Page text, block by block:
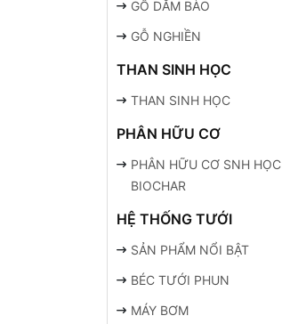
GỖ DĂM BÀO
GỖ NGHIỀN
THAN SINH HỌC
THAN SINH HỌC
PHÂN HỮU CƠ
PHÂN HỮU CƠ SNH HỌC
BIOCHAR
HỆ THỐNG TƯỚI
SẢN PHẨM NỔI BẬT
BÉC TƯỚI PHUN
MÁY BƠM